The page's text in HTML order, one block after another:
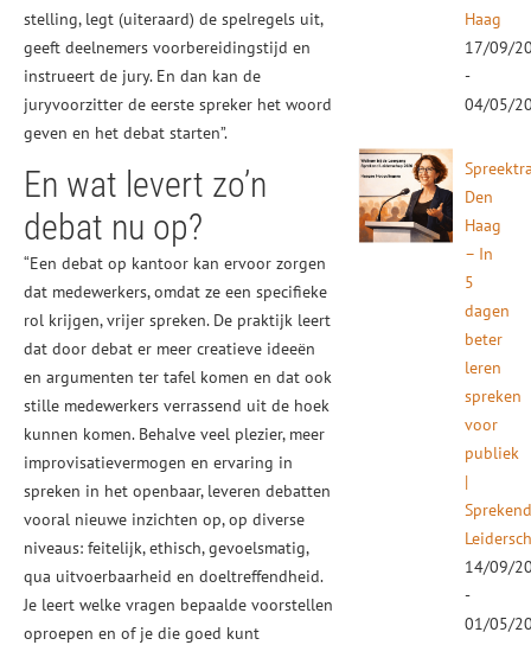
stelling, legt (uiteraard) de spelregels uit,
geeft deelnemers voorbereidingstijd en
instrueert de jury. En dan kan de
juryvoorzitter de eerste spreker het woord
geven en het debat starten”.
En wat levert zo’n
debat nu op?
“Een debat op kantoor kan ervoor zorgen
dat medewerkers, omdat ze een specifieke
rol krijgen, vrijer spreken. De praktijk leert
dat door debat er meer creatieve ideeën
en argumenten ter tafel komen en dat ook
stille medewerkers verrassend uit de hoek
kunnen komen. Behalve veel plezier, meer
improvisatievermogen en ervaring in
spreken in het openbaar, leveren debatten
vooral nieuwe inzichten op, op diverse
niveaus: feitelijk, ethisch, gevoelsmatig,
qua uitvoerbaarheid en doeltreffendheid.
Je leert welke vragen bepaalde voorstellen
oproepen en of je die goed kunt
Haag
17/09/
-
04/05/
Den
Haag
– In
5
dagen
beter
leren
spreken
voor
publiek
|
14/09/
-
01/05/